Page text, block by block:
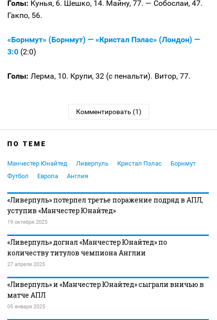
Голы: Кунья, 6. Шешко, 14. Майну, 77. — Собослаи, 47.
Гакпо, 56.
«Борнмут» (Борнмут) — «Кристал Пэлас» (Лондон) —
3:0 (2:0)
Голы: Лерма, 10. Крупи, 32 (с пенальти). Витор, 77.
Комментировать (1)
ПО ТЕМЕ
Манчестер Юнайтед Ливерпуль Кристал Пэлас
Борнмут
Футбол
Европа Англия
«Ливерпуль» потерпел третье поражение подряд в АПЛ,
уступив «Манчестер Юнайтед»
19 октября 2025
«Ливерпуль» догнал «Манчестер Юнайтед» по
количеству титулов чемпиона Англии
27 апреля 2025
«Ливерпуль» и «Манчестер Юнайтед» сыграли вничью в
матче АПЛ
05 января 2025